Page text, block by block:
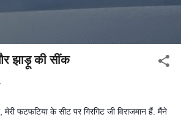
झाड़ू की सींक
फटफटिया के सीट पर गिरगिट जी विराजमान हैं. मैंने